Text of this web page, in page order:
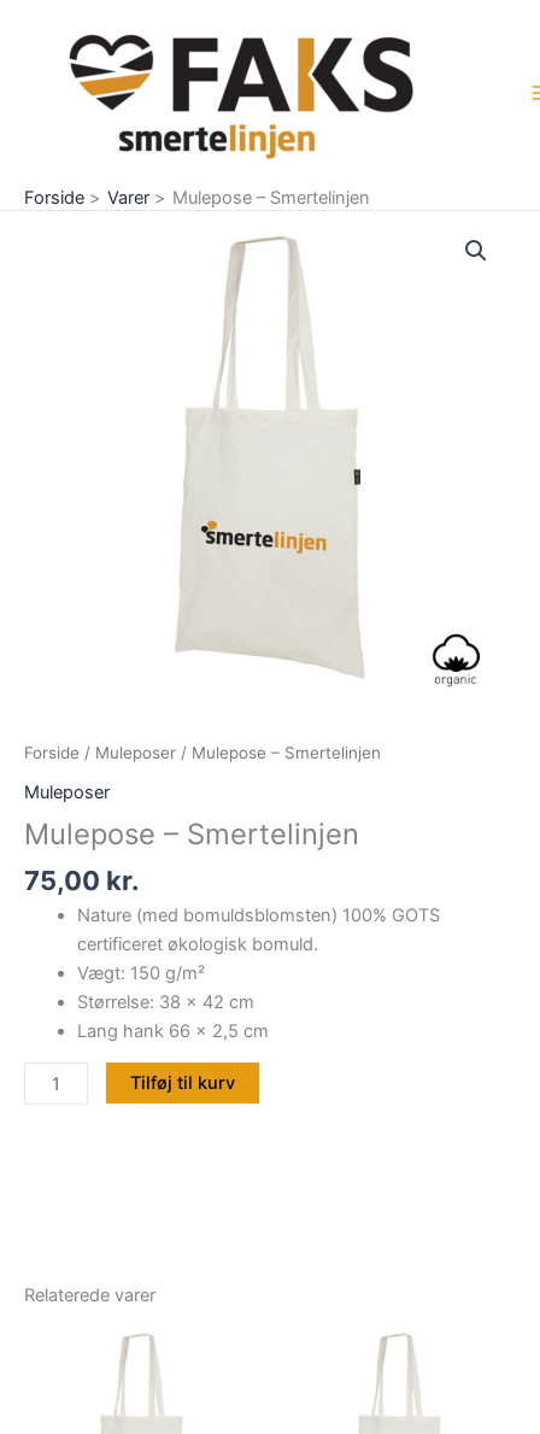
indholdet
Forside Varer Mulepose – Smertelinjen
Forside / Muleposer / Mulepose – Smertelinjen
Muleposer
Mulepose – Smertelinjen
75,00 kr.
Nature (med bomuldsblomsten) 100% GOTS
certificeret økologisk bomuld.
Vægt: 150 g/m²
Størrelse: 38 x 42 cm
Lang hank 66 x 2,5 cm
Mulepose
-
Tilføj til kurv
Relaterede varer